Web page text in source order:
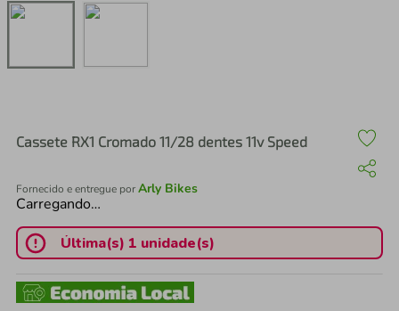
Cassete RX1 Cromado 11/28 dentes 11v Speed
Fornecido e entregue porArly Bikes
Carregando…
Última(s) 1 unidade(s)
perfume